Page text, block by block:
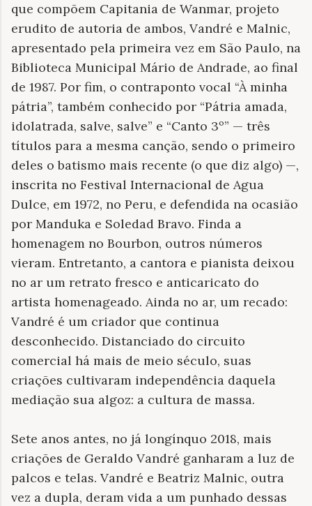
que compõem Capitania de Wanmar, projeto
erudito de autoria de ambos, Vandré e Malnic,
apresentado pela primeira vez em São Paulo, na
Biblioteca Municipal Mário de Andrade, ao final
de 1987. Por fim, o contraponto vocal “À minha
pátria”, também conhecido por “Pátria amada,
idolatrada, salve, salve” e “Canto 3º” — três
títulos para a mesma canção, sendo o primeiro
deles o batismo mais recente (o que diz algo) —,
inscrita no Festival Internacional de Agua
Dulce, em 1972, no Peru, e defendida na ocasião
por Manduka e Soledad Bravo. Finda a
homenagem no Bourbon, outros números
vieram. Entretanto, a cantora e pianista deixou
no ar um retrato fresco e anticaricato do
artista homenageado. Ainda no ar, um recado:
Vandré é um criador que continua
desconhecido. Distanciado do circuito
comercial há mais de meio século, suas
criações cultivaram independência daquela
mediação sua algoz: a cultura de massa.
Sete anos antes, no já longínquo 2018, mais
criações de Geraldo Vandré ganharam a luz de
palcos e telas. Vandré e Beatriz Malnic, outra
vez a dupla, deram vida a um punhado dessas